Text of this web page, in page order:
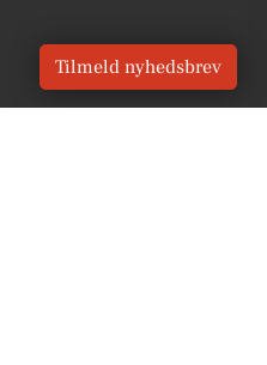
Tilmeld nyhedsbrev